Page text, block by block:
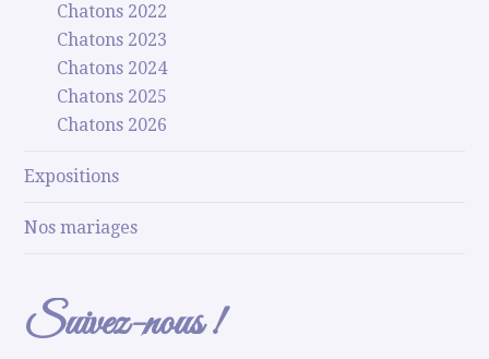
Chatons 2022
Chatons 2023
Chatons 2024
Chatons 2025
Chatons 2026
Expositions
Nos mariages
Suivez-nous !